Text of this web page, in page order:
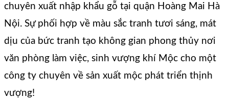
chuyên xuất nhập khẩu gỗ tại quận Hoàng Mai Hà
Nội. Sự phối hợp về màu sắc tranh tươi sáng, mát
dịu của bức tranh tạo không gian phong thủy nơi
văn phòng làm việc, sinh vượng khí Mộc cho một
công ty chuyên về sản xuất mộc phát triển thịnh
vượng!